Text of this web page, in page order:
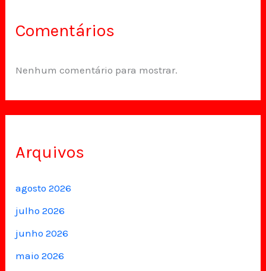
Comentários
Nenhum comentário para mostrar.
Arquivos
agosto 2026
julho 2026
junho 2026
maio 2026